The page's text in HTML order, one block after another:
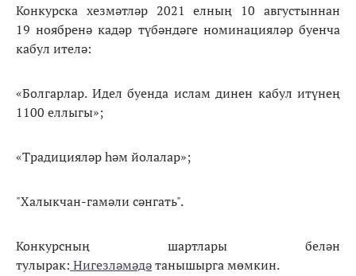
Конкурска хезмәтләр 2021 елның 10 августыннан
19 ноябренә кадәр түбәндәге номинацияләр буенча
кабул ителә:
«Болгарлар. Идел буенда ислам динен кабул итүнең
1100 еллыгы»;
«Традицияләр һәм йолалар»;
"Халыкчан-гамәли сәнгать".
Конкурсның шартлары белән
тулырак: Нигезләмәдәтанышырга мөмкин.